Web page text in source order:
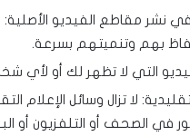
في نشر مقاطع الفيديو
بهم وتنميتهم بسرعة.
التي لا تظهر لك أو
لا تزال وسائل الإعلام
في الصحف أو التلفزيون أو